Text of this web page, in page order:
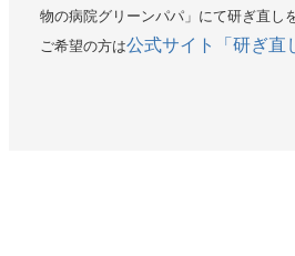
物の病院グリーンパパ」にて研ぎ直し
ご希望の方は公式サイト「研ぎ直